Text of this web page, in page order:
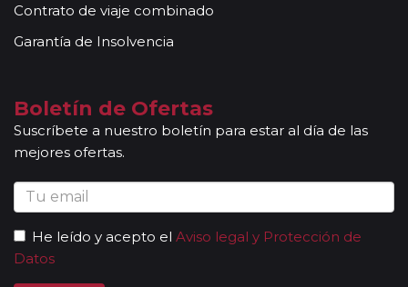
Contrato de viaje combinado
Garantía de Insolvencia
Boletín de Ofertas
Suscríbete a nuestro boletín para estar al día de las
mejores ofertas.
He leído y acepto el Aviso legal y Protección de
Datos